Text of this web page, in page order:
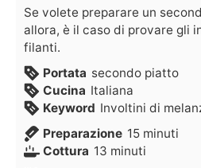
Se volete preparare un
allora, è il caso di provare gli
filanti.
Portata secondo piatto
Cucina Italiana
Keyword Involtini di
Preparazione 15 minuti
Cottura 13 minuti